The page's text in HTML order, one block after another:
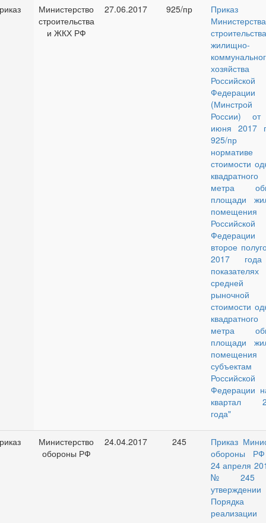
Министерство
строительства
и ЖКХ РФ
27.06.2017 925/пр
Приказ
Министерства
жилищно-
хозяйства
Российской
Федерации
(Минстрой
России)
июня 2017
925/пр
нормативе
стоимости
квадратного
метра
площади
Российской
второе
2017
показателях
средней
рыночной
стоимости
квадратного
метра
площади
субъектам
Российской
Федерации
квартал
года"
Министерство
обороны РФ
24.04.2017 245
Приказ
обороны
24 апреля
№ 245
утверждении
Порядка
реализации